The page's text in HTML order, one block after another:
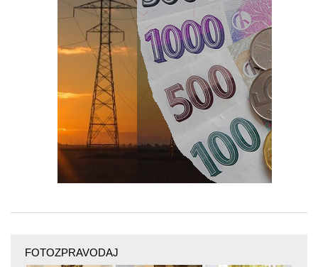
FOTOZPRAVODAJ